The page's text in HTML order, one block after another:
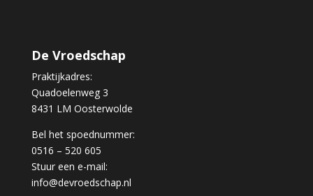
De Vroedschap
Praktijkadres:
Quadoelenweg 3
8431 LM Oosterwolde
Bel het spoednummer:
0516 – 520 605
Stuur een e-mail:
info@devroedschap.nl